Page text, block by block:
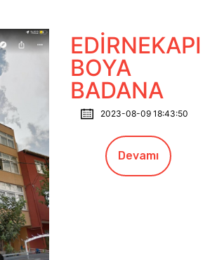
EDİRNEKAPI
BOYA
BADANA
2023-08-09 18:43:50
Devamı